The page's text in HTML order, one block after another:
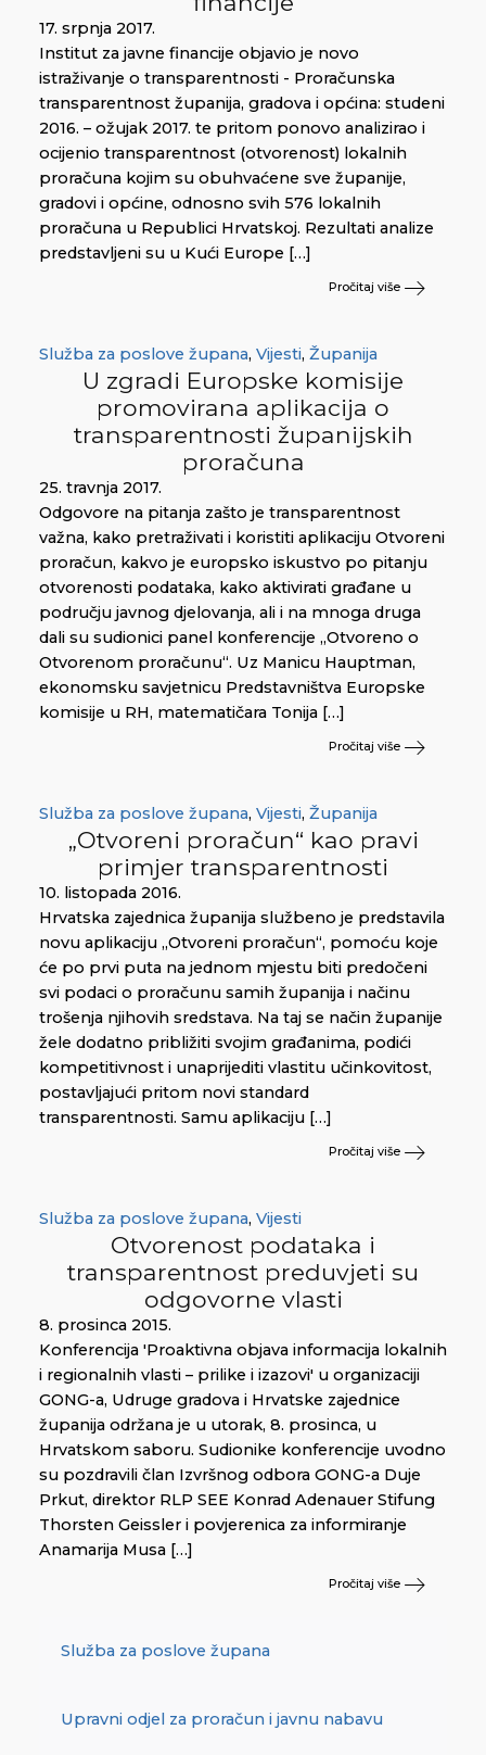
17. srpnja 2017.
Institut za javne financije objavio je novo
istraživanje o transparentnosti - Proračunska
transparentnost županija, gradova i općina: studeni
2016. – ožujak 2017. te pritom ponovo analizirao i
ocijenio transparentnost (otvorenost) lokalnih
proračuna kojim su obuhvaćene sve županije,
gradovi i općine, odnosno svih 576 lokalnih
proračuna u Republici Hrvatskoj. Rezultati analize
predstavljeni su u Kući Europe […]
Pročitaj više
Služba za poslove župana, Vijesti, Županija
U zgradi Europske komisije
promovirana aplikacija o
transparentnosti županijskih
proračuna
25. travnja 2017.
Odgovore na pitanja zašto je transparentnost
važna, kako pretraživati i koristiti aplikaciju Otvoreni
proračun, kakvo je europsko iskustvo po pitanju
otvorenosti podataka, kako aktivirati građane u
području javnog djelovanja, ali i na mnoga druga
dali su sudionici panel konferencije „Otvoreno o
Otvorenom proračunu“. Uz Manicu Hauptman,
ekonomsku savjetnicu Predstavništva Europske
komisije u RH, matematičara Tonija […]
Pročitaj više
Služba za poslove župana, Vijesti, Županija
„Otvoreni proračun“ kao pravi
primjer transparentnosti
10. listopada 2016.
Hrvatska zajednica županija službeno je predstavila
novu aplikaciju „Otvoreni proračun“, pomoću koje
će po prvi puta na jednom mjestu biti predočeni
svi podaci o proračunu samih županija i načinu
trošenja njihovih sredstava. Na taj se način županije
žele dodatno približiti svojim građanima, podići
kompetitivnost i unaprijediti vlastitu učinkovitost,
postavljajući pritom novi standard
transparentnosti. Samu aplikaciju […]
Pročitaj više
Služba za poslove župana, Vijesti
Otvorenost podataka i
transparentnost preduvjeti su
odgovorne vlasti
8. prosinca 2015.
Konferencija 'Proaktivna objava informacija lokalnih
i regionalnih vlasti – prilike i izazovi' u organizaciji
GONG-a, Udruge gradova i Hrvatske zajednice
županija održana je u utorak, 8. prosinca, u
Hrvatskom saboru. Sudionike konferencije uvodno
su pozdravili član Izvršnog odbora GONG-a Duje
Prkut, direktor RLP SEE Konrad Adenauer Stifung
Thorsten Geissler i povjerenica za informiranje
Anamarija Musa […]
Pročitaj više
Služba za poslove župana
Upravni odjel za proračun i javnu nabavu